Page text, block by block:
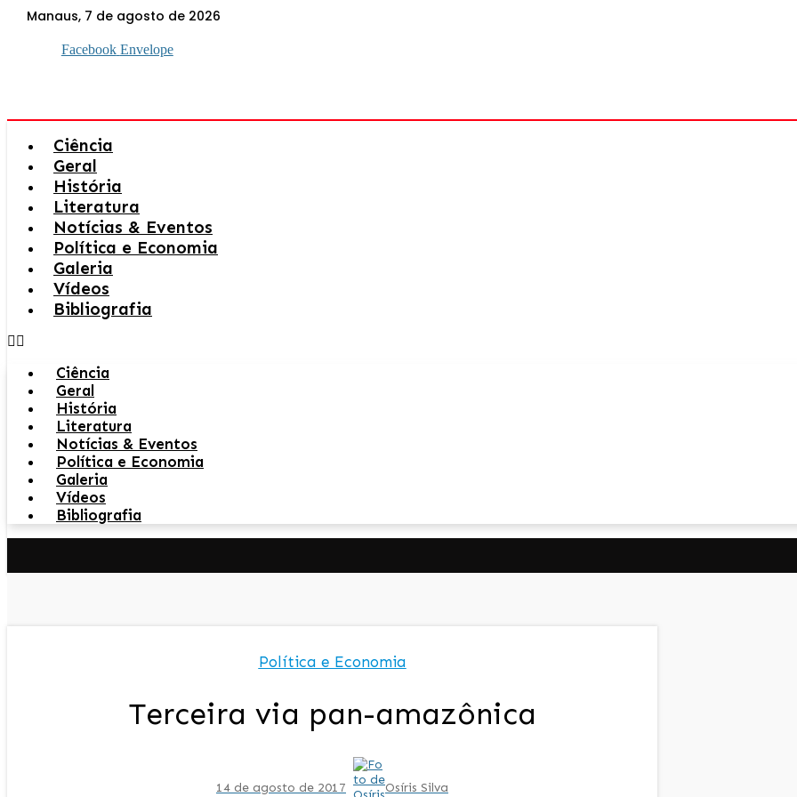
Manaus, 7 de agosto de 2026
Facebook Envelope
Ciência
Geral
História
Literatura
Notícias & Eventos
Política e Economia
Galeria
Vídeos
Bibliografia
Ciência
Geral
História
Literatura
Notícias & Eventos
Política e Economia
Galeria
Vídeos
Bibliografia
Política e Economia
Terceira via pan-amazônica
14 de agosto de 2017 Osíris Silva